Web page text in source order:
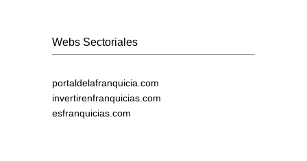
Webs Sectoriales
portaldelafranquicia.com
invertirenfranquicias.com
esfranquicias.com